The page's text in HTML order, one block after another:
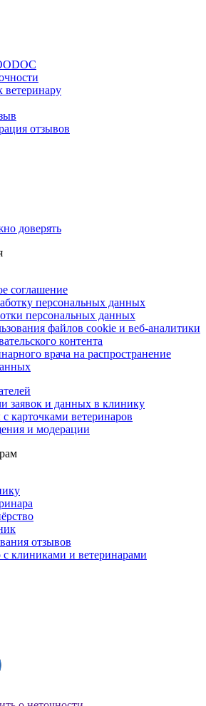
ветеринару
отзывов
доверять
соглашение
персональных данных
персональных данных
файлов cookie и веб-аналитики
контента
врача на распространение
заявок и данных в клинику
карточками ветеринаров
и модерации
отзывов
с клиниками и ветеринарами